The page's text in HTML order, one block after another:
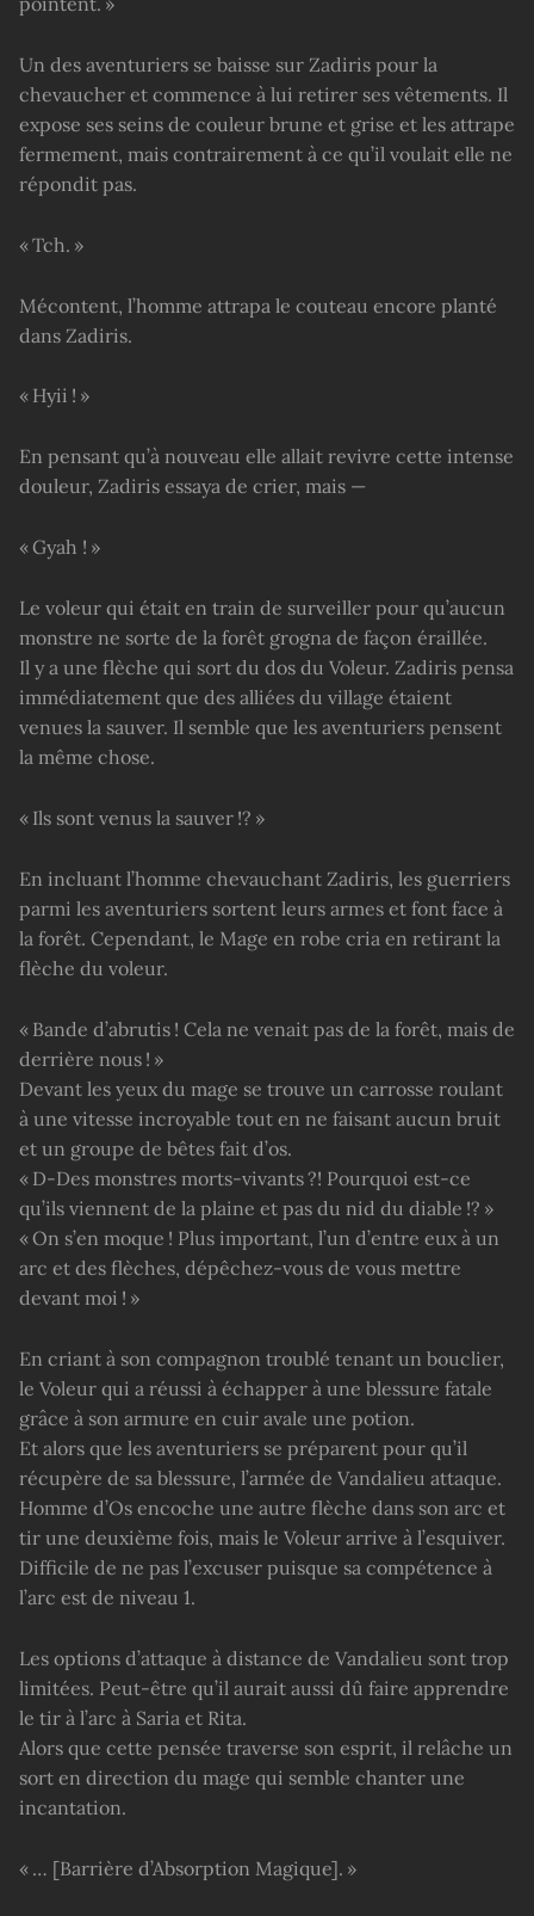
Un des aventuriers se baisse sur Zadiris pour la
chevaucher et commence à lui retirer ses vêtements. Il
expose ses seins de couleur brune et grise et les attrape
fermement, mais contrairement à ce qu’il voulait elle ne
répondit pas.
« Tch. »
Mécontent, l’homme attrapa le couteau encore planté
dans Zadiris.
« Hyii ! »
En pensant qu’à nouveau elle allait revivre cette intense
douleur, Zadiris essaya de crier, mais —
« Gyah ! »
Le voleur qui était en train de surveiller pour qu’aucun
monstre ne sorte de la forêt grogna de façon éraillée.
Il y a une flèche qui sort du dos du Voleur. Zadiris pensa
immédiatement que des alliées du village étaient
venues la sauver. Il semble que les aventuriers pensent
la même chose.
« Ils sont venus la sauver !? »
En incluant l’homme chevauchant Zadiris, les guerriers
parmi les aventuriers sortent leurs armes et font face à
la forêt. Cependant, le Mage en robe cria en retirant la
flèche du voleur.
« Bande d’abrutis ! Cela ne venait pas de la forêt, mais de
derrière nous ! »
Devant les yeux du mage se trouve un carrosse roulant
à une vitesse incroyable tout en ne faisant aucun bruit
et un groupe de bêtes fait d’os.
« D-Des monstres morts-vivants ?! Pourquoi est-ce
qu’ils viennent de la plaine et pas du nid du diable !? »
« On s’en moque ! Plus important, l’un d’entre eux à un
arc et des flèches, dépêchez-vous de vous mettre
devant moi ! »
En criant à son compagnon troublé tenant un bouclier,
le Voleur qui a réussi à échapper à une blessure fatale
grâce à son armure en cuir avale une potion.
Et alors que les aventuriers se préparent pour qu’il
récupère de sa blessure, l’armée de Vandalieu attaque.
Homme d’Os encoche une autre flèche dans son arc et
tir une deuxième fois, mais le Voleur arrive à l’esquiver.
Difficile de ne pas l’excuser puisque sa compétence à
l’arc est de niveau 1.
Les options d’attaque à distance de Vandalieu sont trop
limitées. Peut-être qu’il aurait aussi dû faire apprendre
le tir à l’arc à Saria et Rita.
Alors que cette pensée traverse son esprit, il relâche un
sort en direction du mage qui semble chanter une
incantation.
« … [Barrière d’Absorption Magique]. »